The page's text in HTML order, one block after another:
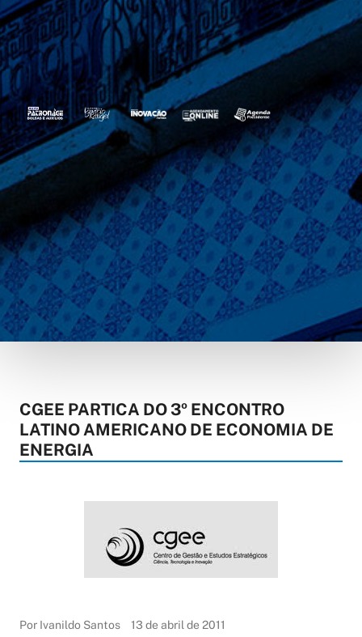
CGEE PARTICA DO 3º ENCONTRO
LATINO AMERICANO DE ECONOMIA DE
ENERGIA
Por Ivanildo Santos 13 de abril de 2011